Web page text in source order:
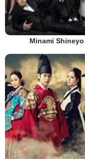
Minami Shineyo